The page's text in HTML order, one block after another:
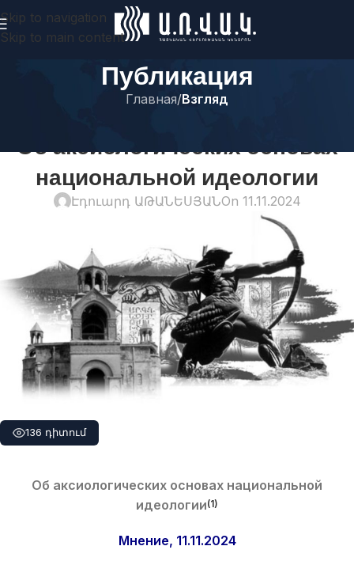
Skip to navigation
Skip to main content
Публикация
Главная/Взгляд
Об аксиологических основах
национальной идеологии
Էդուարդ ԱԹԱՆԵՍՅԱՆOn 11.11.2024
136 դիտում
Об аксиологических основах национальной
идеологии(1)
Мнение, 11.11.2024